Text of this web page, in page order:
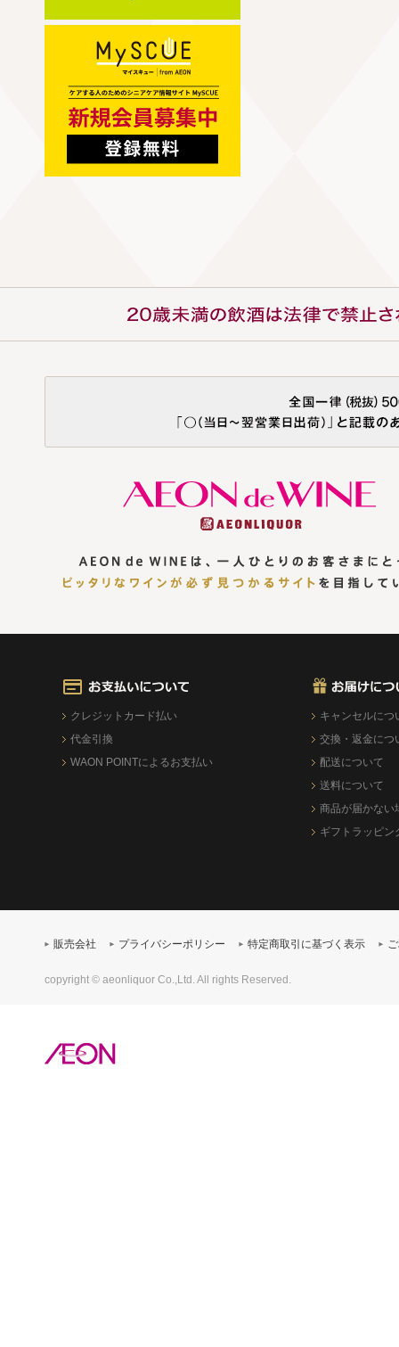
クレジットカード払い
代金引換
WAON POINTによるお支払い
キャンセルにつ
交換・返金につ
配送について
送料について
商品が届かない
ギフトラッピン
販売会社 プライバシーポリシー 特定商取引に基づく表示
copyright © aeonliquor Co.,Ltd. All rights Reserved.